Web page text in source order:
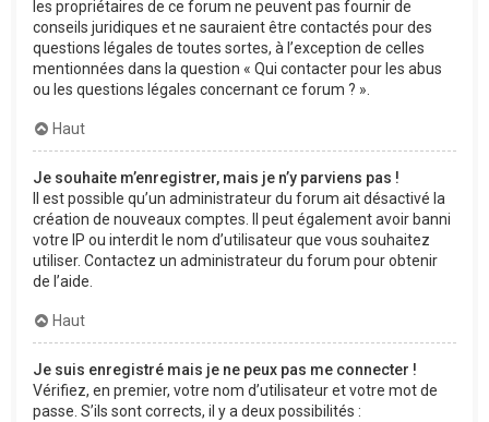
les propriétaires de ce forum ne peuvent pas fournir de
conseils juridiques et ne sauraient être contactés pour des
questions légales de toutes sortes, à l’exception de celles
mentionnées dans la question « Qui contacter pour les abus
ou les questions légales concernant ce forum ? ».
Haut
Je souhaite m’enregistrer, mais je n’y parviens pas !
Il est possible qu’un administrateur du forum ait désactivé la
création de nouveaux comptes. Il peut également avoir banni
votre IP ou interdit le nom d’utilisateur que vous souhaitez
utiliser. Contactez un administrateur du forum pour obtenir
de l’aide.
Haut
Je suis enregistré mais je ne peux pas me connecter !
Vérifiez, en premier, votre nom d’utilisateur et votre mot de
passe. S’ils sont corrects, il y a deux possibilités :